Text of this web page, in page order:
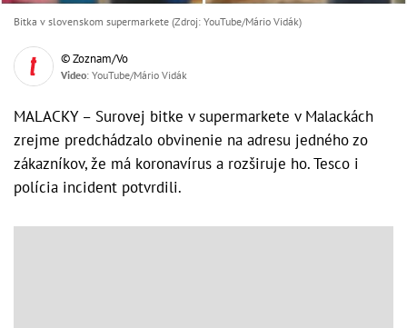
Bitka v slovenskom supermarkete (Zdroj: YouTube/Mário Vidák)
© Zoznam/Vo
Video: YouTube/Mário Vidák
MALACKY – Surovej bitke v supermarkete v Malackách
zrejme predchádzalo obvinenie na adresu jedného zo
zákazníkov, že má koronavírus a rozširuje ho. Tesco i
polícia incident potvrdili.